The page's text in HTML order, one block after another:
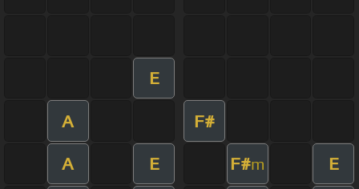
E
A F#
A E F#m E